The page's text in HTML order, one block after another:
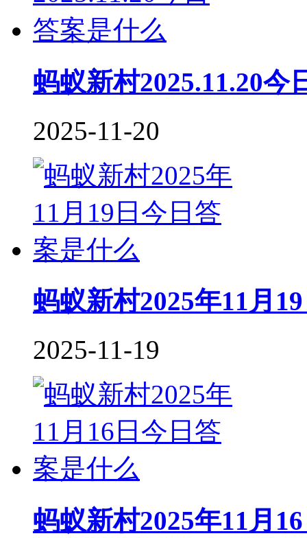
蚂蚁新村2025.11.20今
2025-11-20
蚂蚁新村2025年11月
2025-11-19
蚂蚁新村2025年11月